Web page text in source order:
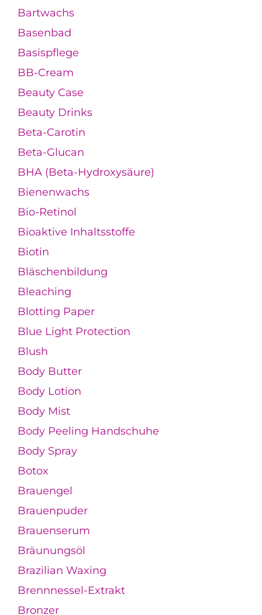
Bartwachs
Basenbad
Basispflege
BB-Cream
Beauty Case
Beauty Drinks
Beta-Carotin
Beta-Glucan
BHA (Beta-Hydroxysäure)
Bienenwachs
Bio-Retinol
Bioaktive Inhaltsstoffe
Biotin
Bläschenbildung
Bleaching
Blotting Paper
Blue Light Protection
Blush
Body Butter
Body Lotion
Body Mist
Body Peeling Handschuhe
Body Spray
Botox
Brauengel
Brauenpuder
Brauenserum
Bräunungsöl
Brazilian Waxing
Brennnessel-Extrakt
Bronzer